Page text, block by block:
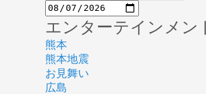
エンターテインメン
熊本
熊本地震
お見舞い
広島